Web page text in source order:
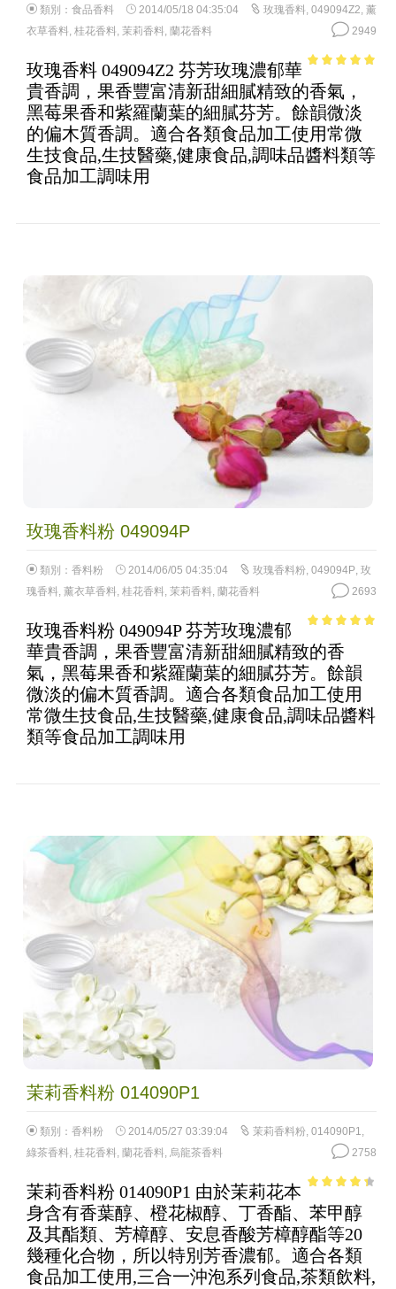
類別： 食品香料 2014/05/18 04:35:04 玫瑰香料, 049094Z2, 薰
衣草香料, 桂花香料, 茉莉香料, 蘭花香料 2949
5
玫瑰香料 049094Z2 芬芳玫瑰濃郁華
貴香調，果香豐富清新甜細膩精致的香氣，
黑莓果香和紫羅蘭葉的細膩芬芳。餘韻微淡
的偏木質香調。適合各類食品加工使用常微
生技食品,生技醫藥,健康食品,調味品醬料類等
食品加工調味用
玫瑰香料粉 049094P
類別： 香料粉 2014/06/05 04:35:04 玫瑰香料粉, 049094P, 玫
瑰香料, 薰衣草香料, 桂花香料, 茉莉香料, 蘭花香料 2693
5
玫瑰香料粉 049094P 芬芳玫瑰濃郁
華貴香調，果香豐富清新甜細膩精致的香
氣，黑莓果香和紫羅蘭葉的細膩芬芳。餘韻
微淡的偏木質香調。適合各類食品加工使用
常微生技食品,生技醫藥,健康食品,調味品醬料
類等食品加工調味用
茉莉香料粉 014090P1
類別： 香料粉 2014/05/27 03:39:04 茉莉香料粉, 014090P1
綠茶香料 桂花香料 蘭花香料 烏龍茶香料 2758
of 5
茉莉香料粉 014090P1 由於茉莉花本
身含有香葉醇、橙花椒醇、丁香酯、苯甲醇
及其酯類、芳樟醇、安息香酸芳樟醇酯等20
幾種化合物，所以特別芳香濃郁。適合各類
食品加工使用,三合一沖泡系列食品,茶類飲料,